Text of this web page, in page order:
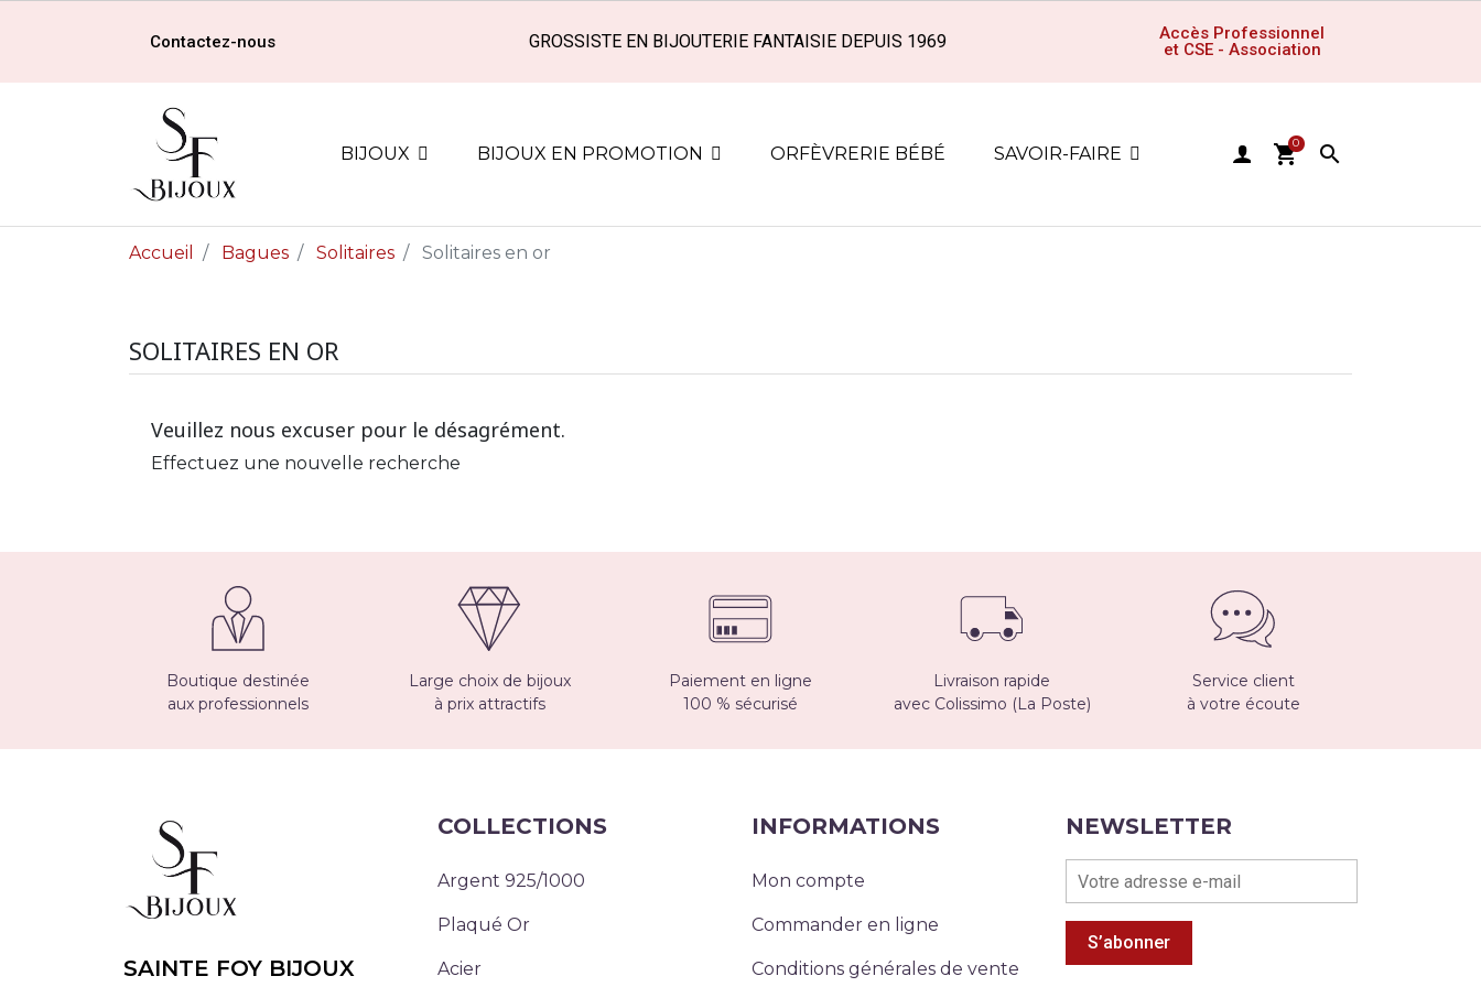
Contactez-nous GROSSISTE EN BIJOUTERIE FANTAISIE DEPUIS 1969
Accès Professionnel
et CSE - Association
BIJOUX BIJOUX EN PROMOTION ORFÈVRERIE BÉBÉ SAVOIR-FAIRE shopping_cart
0 
Accueil Bagues Solitaires Solitaires en or
SOLITAIRES EN OR
Veuillez nous excuser pour le désagrément.
Effectuez une nouvelle recherche
Boutique destinée
aux professionnels
Large choix de bijoux
à prix attractifs
Paiement en ligne
100 % sécurisé
Livraison rapide
avec Colissimo (La Poste)
Service client
à votre écoute
SAINTE FOY BIJOUX
COLLECTIONS
Argent 925/1000
Plaqué Or
Acier
INFORMATIONS
Mon compte
Commander en ligne
Conditions générales de vente
NEWSLETTER
S’abonner